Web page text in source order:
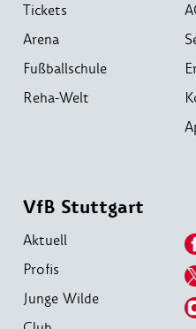
Tickets
Arena
Fußballschule
Reha-Welt
VfB Stuttgart
Aktuell
Profis
Junge Wilde